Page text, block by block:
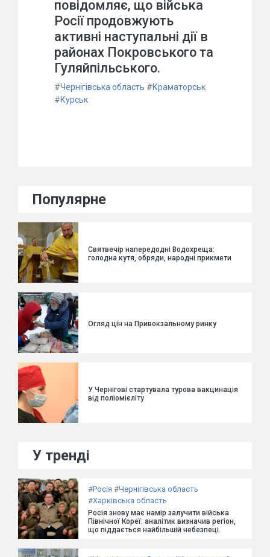
повідомляє, що війська
Росії продовжують
активні наступальні дії в
районах Покровського та
Гуляйпільського.
#Чернігівська область #Краматорськ
#Курськ
Популярне
Святвечір напередодні Водохреща:
голодна кутя, обряди, народні прикмети
Огляд цін на Привокзальному ринку
У Чернігові стартувала турова вакцинація
від поліомієліту
У тренді
#Росія #Чернігівська область
#Харківська область
Росія знову має намір залучити війська
Північної Кореї: аналітик визначив регіон,
що піддається найбільшій небезпеці.